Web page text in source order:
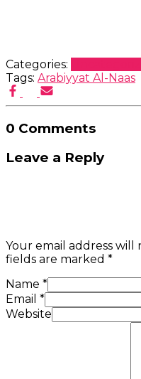
Categories:
Tags: Arabiyyat Al-Naas
0 Comments
Leave a Reply
Your email address will
fields are marked *
Name *
Email *
Website